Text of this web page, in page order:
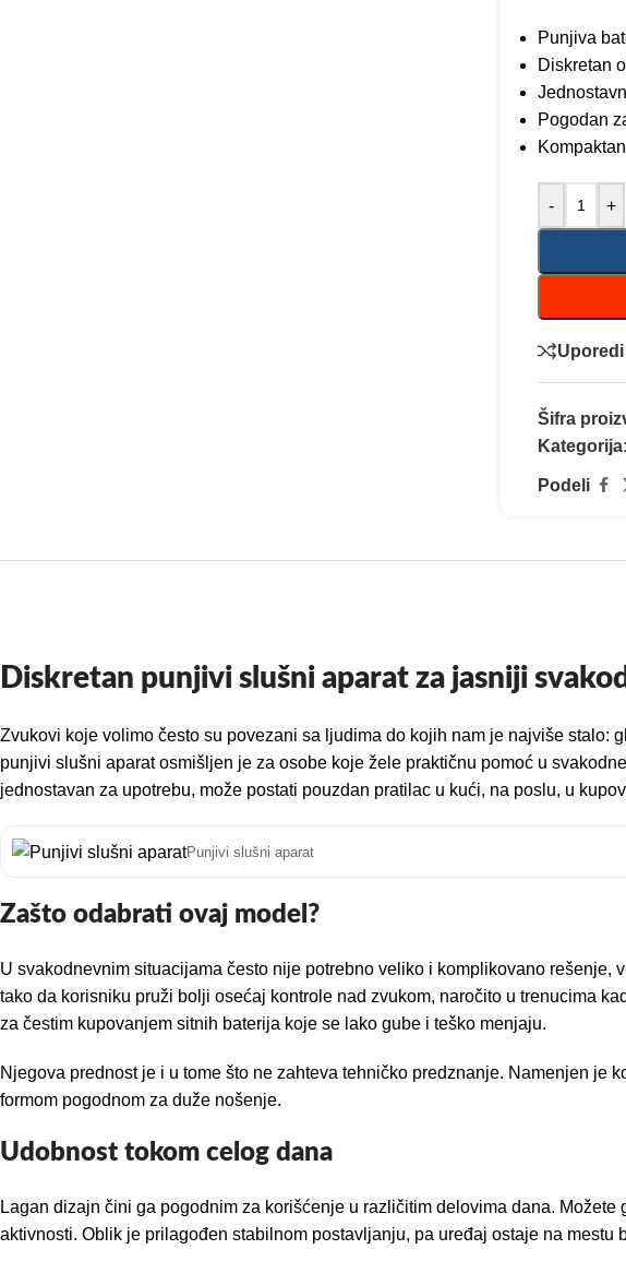
Punjiva
Diskretan
Pogodan
- +
Uporedi
Šifra
Kategorija:
Podeli
Diskretan punjivi slušni aparat za jasniji
Zvukovi koje volimo često su povezani sa ljudima do kojih nam je najviše stalo:
punjivi slušni aparat osmišljen je za osobe koje žele praktičnu pomoć u
jednostavan za upotrebu, može postati pouzdan pratilac u kući, na poslu, u
Punjivi slušni aparat
Zašto odabrati ovaj model?
U svakodnevnim situacijama često nije potrebno veliko i komplikovano
tako da korisniku pruži bolji osećaj kontrole nad zvukom, naročito u trenucima
za čestim kupovanjem sitnih baterija koje se lako gube i teško menjaju.
Njegova prednost je i u tome što ne zahteva tehničko predznanje. Namenjen
formom pogodnom za duže nošenje.
Udobnost tokom celog dana
Lagan dizajn čini ga pogodnim za korišćenje u različitim delovima dana.
aktivnosti. Oblik je prilagođen stabilnom postavljanju, pa uređaj ostaje na mestu